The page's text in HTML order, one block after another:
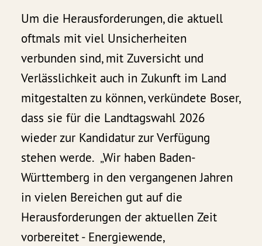
Um die Herausforderungen, die aktuell
oftmals mit viel Unsicherheiten
verbunden sind, mit Zuversicht und
Verlässlichkeit auch in Zukunft im Land
mitgestalten zu können, verkündete Boser,
dass sie für die Landtagswahl 2026
wieder zur Kandidatur zur Verfügung
stehen werde. „Wir haben Baden-
Württemberg in den vergangenen Jahren
in vielen Bereichen gut auf die
Herausforderungen der aktuellen Zeit
vorbereitet - Energiewende,